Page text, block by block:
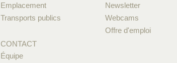
Emplacement
Transports publics
CONTACT
Équipe
Newsletter
Webcams
Offre d'emploi